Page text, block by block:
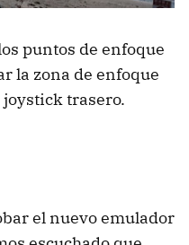
puntos de enfoque
la zona de enfoque
trasero.
el nuevo emulador